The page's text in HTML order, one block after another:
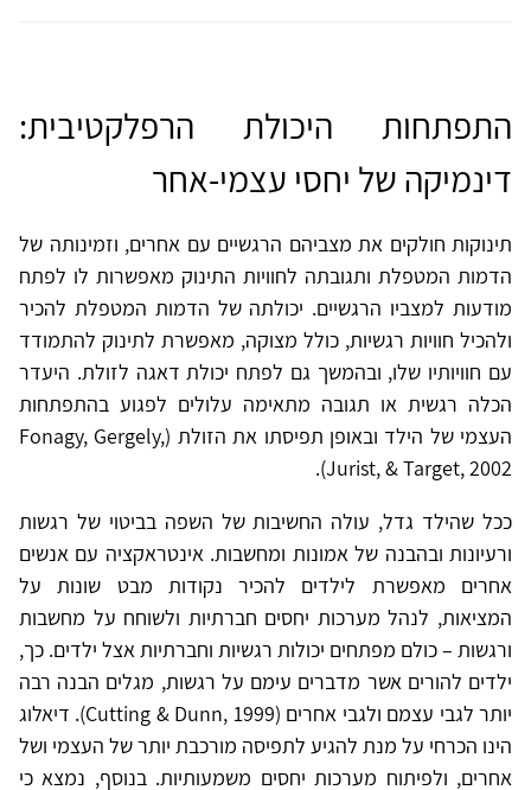
התפתחות היכולת הרפלקטיבית:
דינמיקה של יחסי עצמי-אחר
תינוקות חולקים את מצביהם הרגשיים עם אחרים, וזמינותה של
הדמות המטפלת ותגובתה לחוויות התינוק מאפשרות לו לפתח
מודעות למצביו הרגשיים. יכולתה של הדמות המטפלת להכיר
ולהכיל חוויות רגשיות, כולל מצוקה, מאפשרת לתינוק להתמודד
עם חוויותיו שלו, ובהמשך גם לפתח יכולת דאגה לזולת. היעדר
הכלה רגשית או תגובה מתאימה עלולים לפגוע בהתפתחות
העצמי של הילד ובאופן תפיסתו את הזולת (Fonagy, Gergely,
Jurist, & Target, 2002).
ככל שהילד גדל, עולה החשיבות של השפה בביטוי של רגשות
ורעיונות ובהבנה של אמונות ומחשבות. אינטראקציה עם אנשים
אחרים מאפשרת לילדים להכיר נקודות מבט שונות על
המציאות, לנהל מערכות יחסים חברתיות ולשוחח על מחשבות
ורגשות – כולם מפתחים יכולות רגשיות וחברתיות אצל ילדים. כך,
ילדים להורים אשר מדברים עימם על רגשות, מגלים הבנה רבה
יותר לגבי עצמם ולגבי אחרים (Cutting & Dunn, 1999). דיאלוג
הינו הכרחי על מנת להגיע לתפיסה מורכבת יותר של העצמי ושל
אחרים, ולפיתוח מערכות יחסים משמעותיות. בנוסף, נמצא כי